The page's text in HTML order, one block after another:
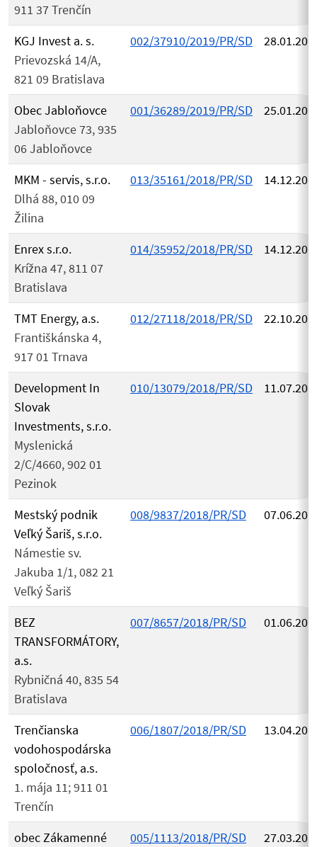
911 37 Trenčín
KGJ Invest a. s.
Prievozská 14/A,
821 09 Bratislava
002/37910/2019/PR/SD
Obec Jabloňovce
Jabloňovce 73, 935
06 Jabloňovce
001/36289/2019/PR/SD
MKM - servis, s.r.o.
Dlhá 88, 010 09
Žilina
013/35161/2018/PR/SD
Enrex s.r.o.
Krížna 47, 811 07
Bratislava
014/35952/2018/PR/SD
TMT Energy, a.s.
Františkánska 4,
917 01 Trnava
012/27118/2018/PR/SD
Development In
Slovak
Investments, s.r.o.
Myslenická
2/C/4660, 902 01
Pezinok
010/13079/2018/PR/SD
Mestský podnik
Veľký Šariš, s.r.o.
Námestie sv.
Jakuba 1/1, 082 21
Veľký Šariš
008/9837/2018/PR/SD
BEZ
TRANSFORMÁTORY,
a.s.
Rybničná 40, 835 54
Bratislava
007/8657/2018/PR/SD
Trenčianska
vodohospodárska
spoločnosť, a.s.
1. mája 11; 911 01
Trenčín
006/1807/2018/PR/SD
obec Zákamenné
005/1113/2018/PR/SD